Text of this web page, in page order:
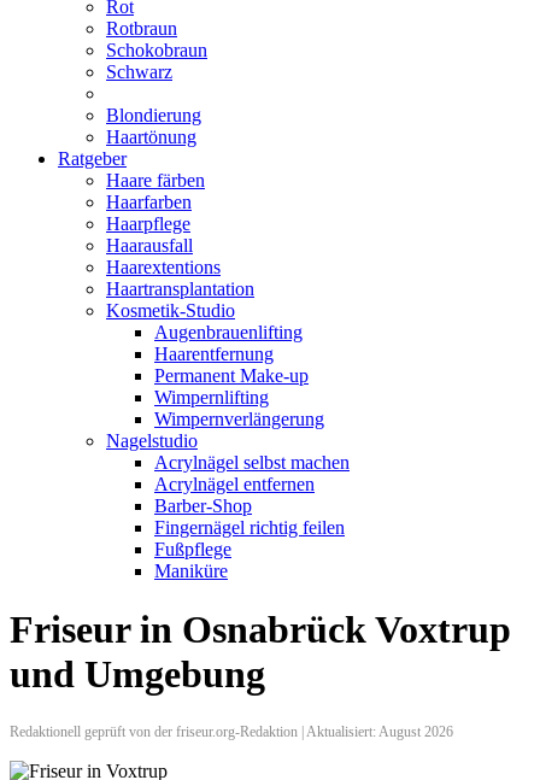
Rot
Rotbraun
Schokobraun
Schwarz
Blondierung
Haartönung
Ratgeber
Haare färben
Haarfarben
Haarpflege
Haarausfall
Haarextentions
Haartransplantation
Kosmetik-Studio
Augenbrauenlifting
Haarentfernung
Permanent Make-up
Wimpernlifting
Wimpernverlängerung
Nagelstudio
Acrylnägel selbst machen
Acrylnägel entfernen
Barber-Shop
Fingernägel richtig feilen
Fußpflege
Maniküre
Friseur in Osnabrück Voxtrup
und Umgebung
Redaktionell geprüft von der friseur.org-Redaktion | Aktualisiert: August 2026